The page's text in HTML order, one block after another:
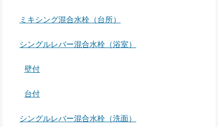
ミキシング混合水栓（台所）
シングルレバー混合水栓（浴室）
壁付
台付
シングルレバー混合水栓（洗面）